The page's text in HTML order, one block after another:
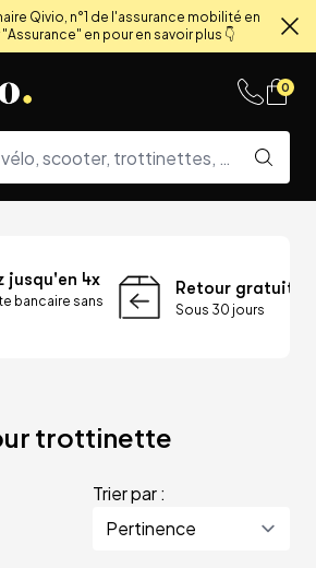
Qivio, n°1 de l'assurance mobilité en
en pour en savoir plus 👇
0
jusqu'en 4x
bancaire sans
Retour gratuit
Sous 30 jours
trottinette
Trier par :